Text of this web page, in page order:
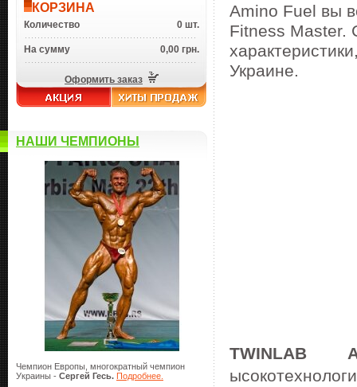
КОРЗИНА
Количество 0 шт.
На сумму 0,00 грн.
Оформить заказ
НАШИ ЧЕМПИОНЫ
Чемпион Европы, многократный чемпион
Украины - Сергей Гесь. Подробнее.
Amino Fuel вы
Fitness Master.
Украине.
TWINLAB